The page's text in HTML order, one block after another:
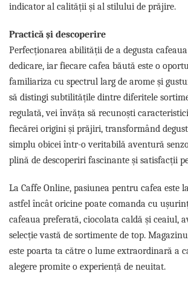
indicator al calității și al stilului de prăjire.
Practică și descoperire
Perfecționarea abilității de a degusta
dedicare, iar fiecare cafea băută este o
familiariza cu spectrul larg de arome și
să distingi subtilitățile dintre diferitele
regulată, vei învăța să recunoști
fiecărei origini și prăjiri, transformând
simplu obicei într-o veritabilă aventură
plină de descoperiri fascinante și satisfacții
La Caffe Online, pasiunea pentru cafea este
astfel încât oricine poate comanda cu
cafeaua preferată, ciocolata caldă și ceaiul,
selecție vastă de sortimente de top.
este poarta ta către o lume extraordinară a
alegere promite o experiență de neuitat.